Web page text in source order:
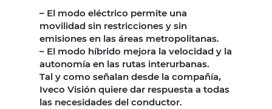
– El modo eléctrico permite una
movilidad sin restricciones y sin
emisiones en las áreas metropolitanas.
– El modo híbrido mejora la velocidad y la
autonomía en las rutas interurbanas.
Tal y como señalan desde la compañía,
Iveco Visión quiere dar respuesta a todas
las necesidades del conductor.